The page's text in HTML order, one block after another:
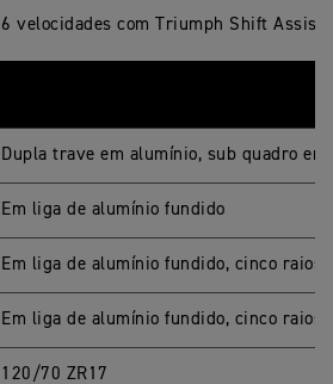
6 velocidades com Triumph Shift Assist
Dupla trave em alumínio, sub quadro
Em liga de alumínio fundido
Em liga de alumínio fundido, cinco raios,
Em liga de alumínio fundido, cinco raios,
120/70 ZR17